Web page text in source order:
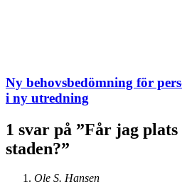
Ny behovsbedömning för
i ny utredning
1 svar på ”Får jag
staden?”
Ole S. Hansen